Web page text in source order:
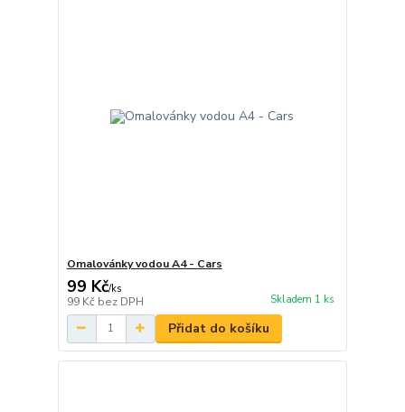
Omalovánky vodou A4 - Cars
99 Kč/ks
99 Kč bez DPH Skladem 1 ks
Přidat do košíku